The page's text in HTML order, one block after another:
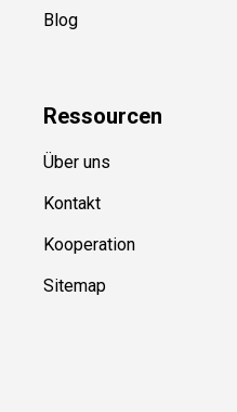
Blog
Ressourcen
Über uns
Kontakt
Kooperation
Sitemap